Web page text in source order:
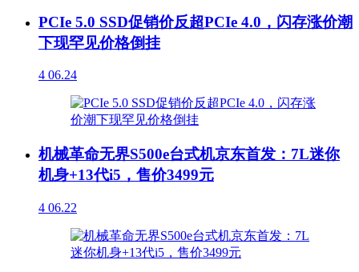
PCIe 5.0 SSD促销价反超PCIe 4.0，闪存涨价潮
下现罕见价格倒挂
4 06.24
机械革命无界S500e台式机京东首发：7L迷你
机身+13代i5，售价3499元
4 06.22